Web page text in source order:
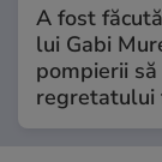
A fost
lui Gabi
pompierii